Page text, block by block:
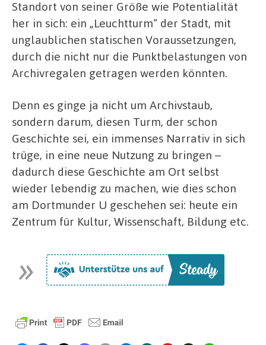
Standort von seiner Größe wie Potentialität
her in sich: ein „Leuchtturm“ der Stadt, mit
unglaublichen statischen Voraussetzungen,
durch die nicht nur die Punktbelastungen von
Archivregalen getragen werden könnten.
Denn es ginge ja nicht um Archivstaub,
sondern darum, diesen Turm, der schon
Geschichte sei, ein immenses Narrativ in sich
trüge, in eine neue Nutzung zu bringen –
dadurch diese Geschichte am Ort selbst
wieder lebendig zu machen, wie dies schon
am Dortmunder U geschehen sei: heute ein
Zentrum für Kultur, Wissenschaft, Bildung etc.